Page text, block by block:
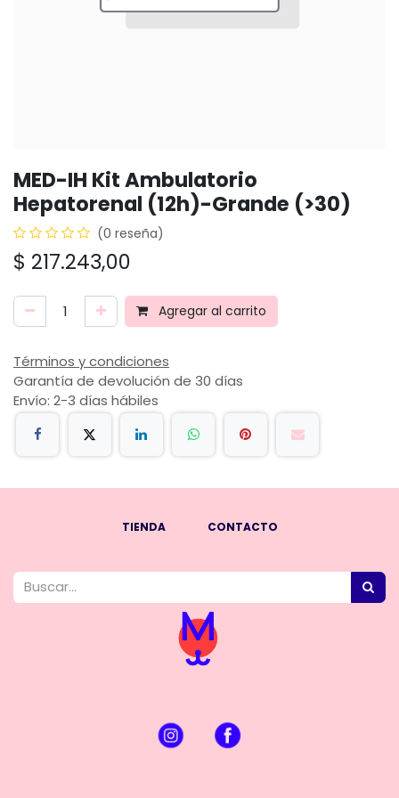
MED-IH Kit Ambulatorio
Hepatorenal (12h)-Grande (>30)
(0 reseña)
$ 217.243,00
Agregar al carrito
Términos y condiciones
Garantía de devolución de 30 días
Envío: 2-3 días hábiles
TIENDA CONTACTO